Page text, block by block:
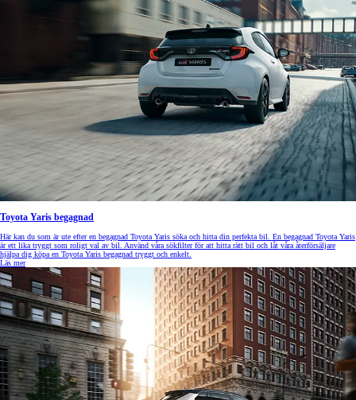
Toyota Yaris begagnad
Här kan du som är ute efter en begagnad Toyota Yaris söka och hitta din perfekta bil. En begagnad Toyota Yaris
är ett lika tryggt som roligt val av bil. Använd våra sökfilter för att hitta rätt bil och låt våra återförsäljare
hjälpa dig köpa en Toyota Yaris begagnad tryggt och enkelt.
Läs mer